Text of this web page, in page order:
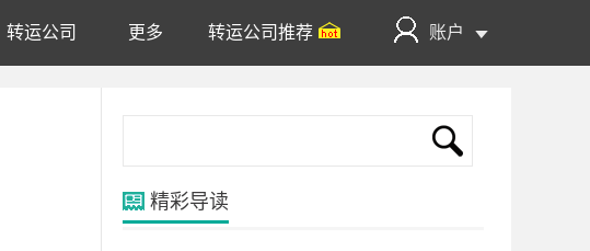
转运公司 更多 转运公司推荐 账户
精彩导读